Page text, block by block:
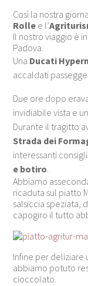
Così la nostra
Rolle e l’
Il nostro viaggio è
Padova.
Una Ducati
accaldati
Due ore dopo
invidiabile vista e
Durante il tragitto
Strada dei
interessanti
e botiro
Abbiamo
ricaduta sul piatto
salsiccia speziata,
capogiro il tutto
Infine per
abbiamo potuto
cioccolato.